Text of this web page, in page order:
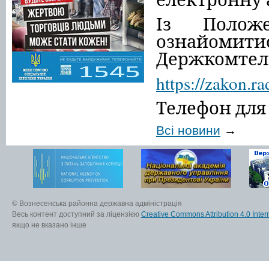
Із
https://
Телефон для
Всі новини →
© Вознесенська районна державна адміністрація
Весь контент доступний за ліцензією Creative Commons Attribution 4.0
якщо не вказано інше